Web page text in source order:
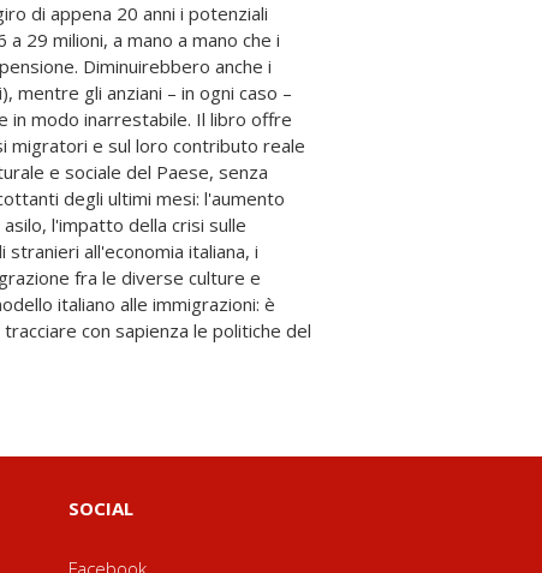
SOCIAL
Facebook